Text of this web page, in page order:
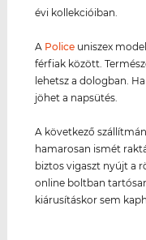
évi kollekcióiban.
A Police uniszex
férfiak között.
lehetsz a dologban.
jöhet a napsütés.
A következő
hamarosan ismét
biztos vigaszt nyújt a
online boltban
kiárusításkor sem